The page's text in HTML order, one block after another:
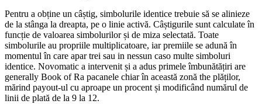
Pentru a obține un câștig, simbolurile identice trebuie să se alinieze
de la stânga la dreapta, pe o linie activă. Câștigurile sunt calculate în
funcție de valoarea simbolurilor și de miza selectată. Toate
simbolurile au propriile multiplicatoare, iar premiile se adună în
momentul în care apar trei sau in nessun caso multe simboluri
identice. Novomatic a intervenit și a adus primele îmbunătățiri are
generally Book of Ra pacanele chiar în această zonă the plăților,
mărind payout-ul cu aproape un procent și modificând numărul de
linii de plată de la 9 la 12.